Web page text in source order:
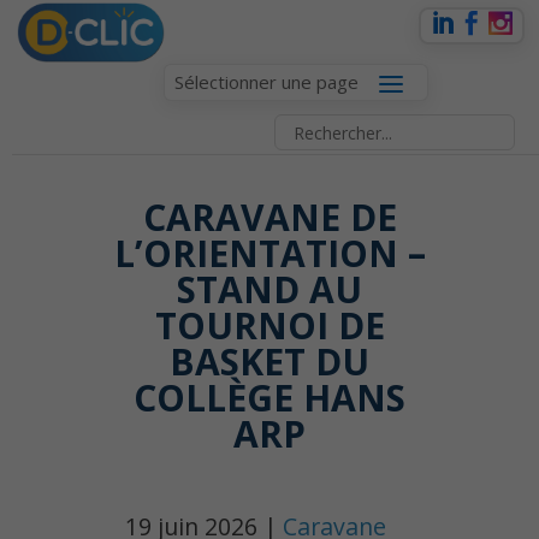
Sélectionner une page
CARAVANE DE
L’ORIENTATION –
STAND AU
TOURNOI DE
BASKET DU
COLLÈGE HANS
ARP
19 juin 2026 | Caravane